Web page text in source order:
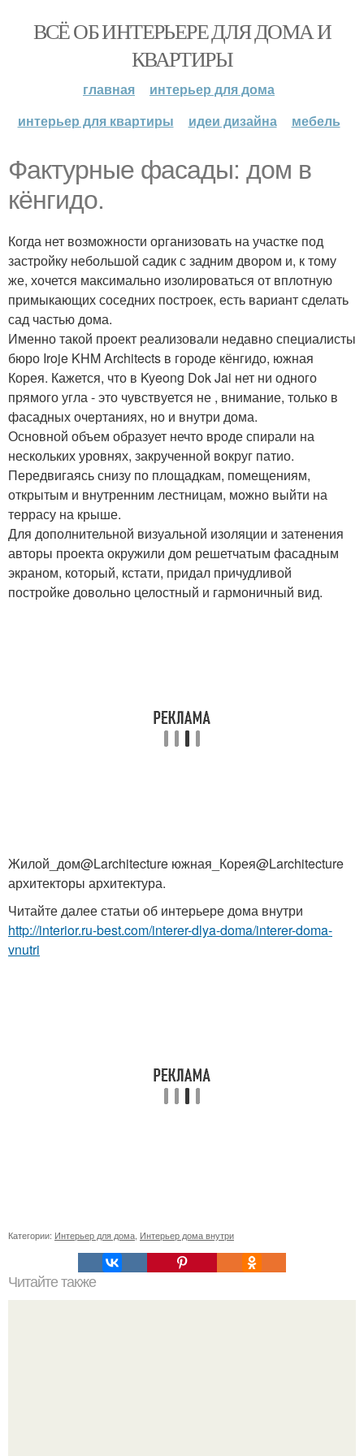
ВСЁ ОБ ИНТЕРЬЕРЕ ДЛЯ ДОМА И
КВАРТИРЫ
главная
интерьер для дома
интерьер для квартиры
идеи дизайна мебель
Фактурные фасады: дом в
кёнгидо.
Когда нет возможности организовать на участке под
застройку небольшой садик с задним двором и, к тому
же, хочется максимально изолироваться от вплотную
примыкающих соседних построек, есть вариант сделать
сад частью дома.
Именно такой проект реализовали недавно специалисты
бюро Iroje KHM Architects в городе кёнгидо, южная
Корея. Кажется, что в Kyeong Dok Jai нет ни одного
прямого угла - это чувствуется не , внимание, только в
фасадных очертаниях, но и внутри дома.
Основной объем образует нечто вроде спирали на
нескольких уровнях, закрученной вокруг патио.
Передвигаясь снизу по площадкам, помещениям,
открытым и внутренним лестницам, можно выйти на
террасу на крыше.
Для дополнительной визуальной изоляции и затенения
авторы проекта окружили дом решетчатым фасадным
экраном, который, кстати, придал причудливой
постройке довольно целостный и гармоничный вид.
Жилой_дом@Larchitecture южная_Корея@Larchitecture
архитекторы архитектура.
Читайте далее статьи об интерьере дома внутри
http://interior.ru-best.com/interer-dlya-doma/interer-doma-
vnutri
Категории: Интерьер для дома Интерьер дома внутри
Читайте также